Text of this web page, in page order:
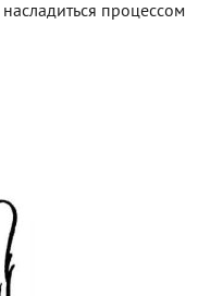
процессом